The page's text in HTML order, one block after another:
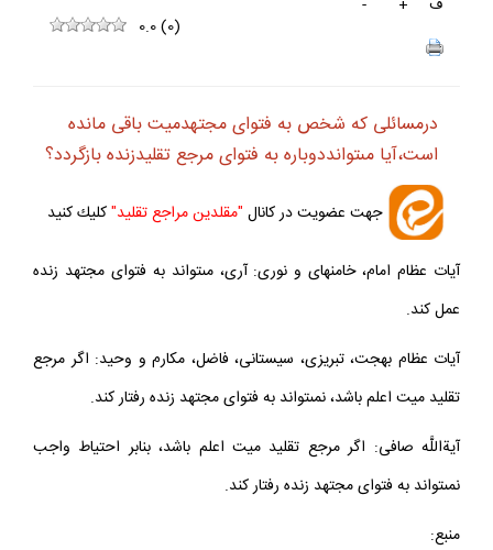
ف
+
-
0.0(0)
درمسائلى كه شخص به فتواى مجتهدميت باقى مانده
است،آيا مى‏توانددوباره به فتواى مرجع تقليدزنده بازگردد؟
جهت عضويت در كانال "مقلدين مراجع تقليد"كليك كنيد
آيات عظام امام، خامنه‏اى و نورى: آرى، مى‏تواند به فتواى مجتهد زنده
عمل كند.
آيات عظام بهجت، تبريزى، سيستانى، فاضل، مكارم و وحيد: اگر مرجع
تقليد ميت اعلم باشد، نمى‏تواند به فتواى مجتهد زنده رفتار كند.
آيةاللَّه صافى: اگر مرجع تقليد ميت اعلم باشد، بنابر احتياط واجب
نمى‏تواند به فتواى مجتهد زنده رفتار كند.
منبع: